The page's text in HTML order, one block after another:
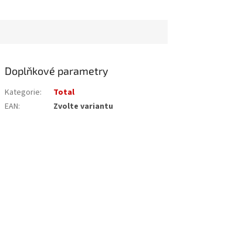
Doplňkové parametry
Kategorie:
Total
EAN: Zvolte variantu